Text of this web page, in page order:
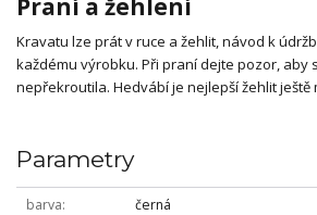
Praní a žehlení
Kravatu lze prát v ruce a žehlit, návod k
každému výrobku. Při praní dejte pozor, aby
nepřekroutila. Hedvábí je nejlepší žehlit ještě
Parametry
barva
černá